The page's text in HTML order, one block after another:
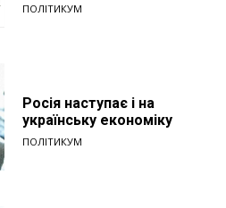
ПОЛІТИКУМ
Росія наступає і на
українську економіку
ПОЛІТИКУМ